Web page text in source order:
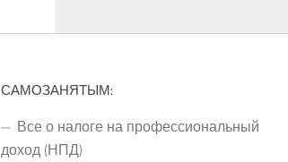
САМОЗАНЯТЫМ:
Все о налоге на профессиональный
доход (НПД)